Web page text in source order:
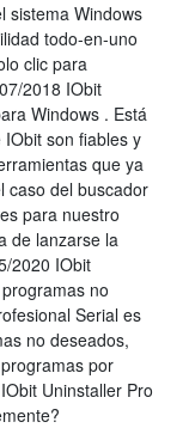
sistema Windows
todo-en-uno
clic para
2018 IObit
Windows . Está
son fiables y
que ya
caso del buscador
para nuestro
de lanzarse la
2020 IObit
no
Serial es
no deseados,
por
Uninstaller Pro